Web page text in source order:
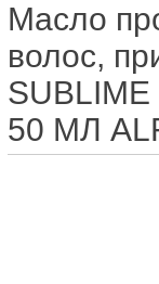
Масло
волос,
SUBLIME
50 МЛ